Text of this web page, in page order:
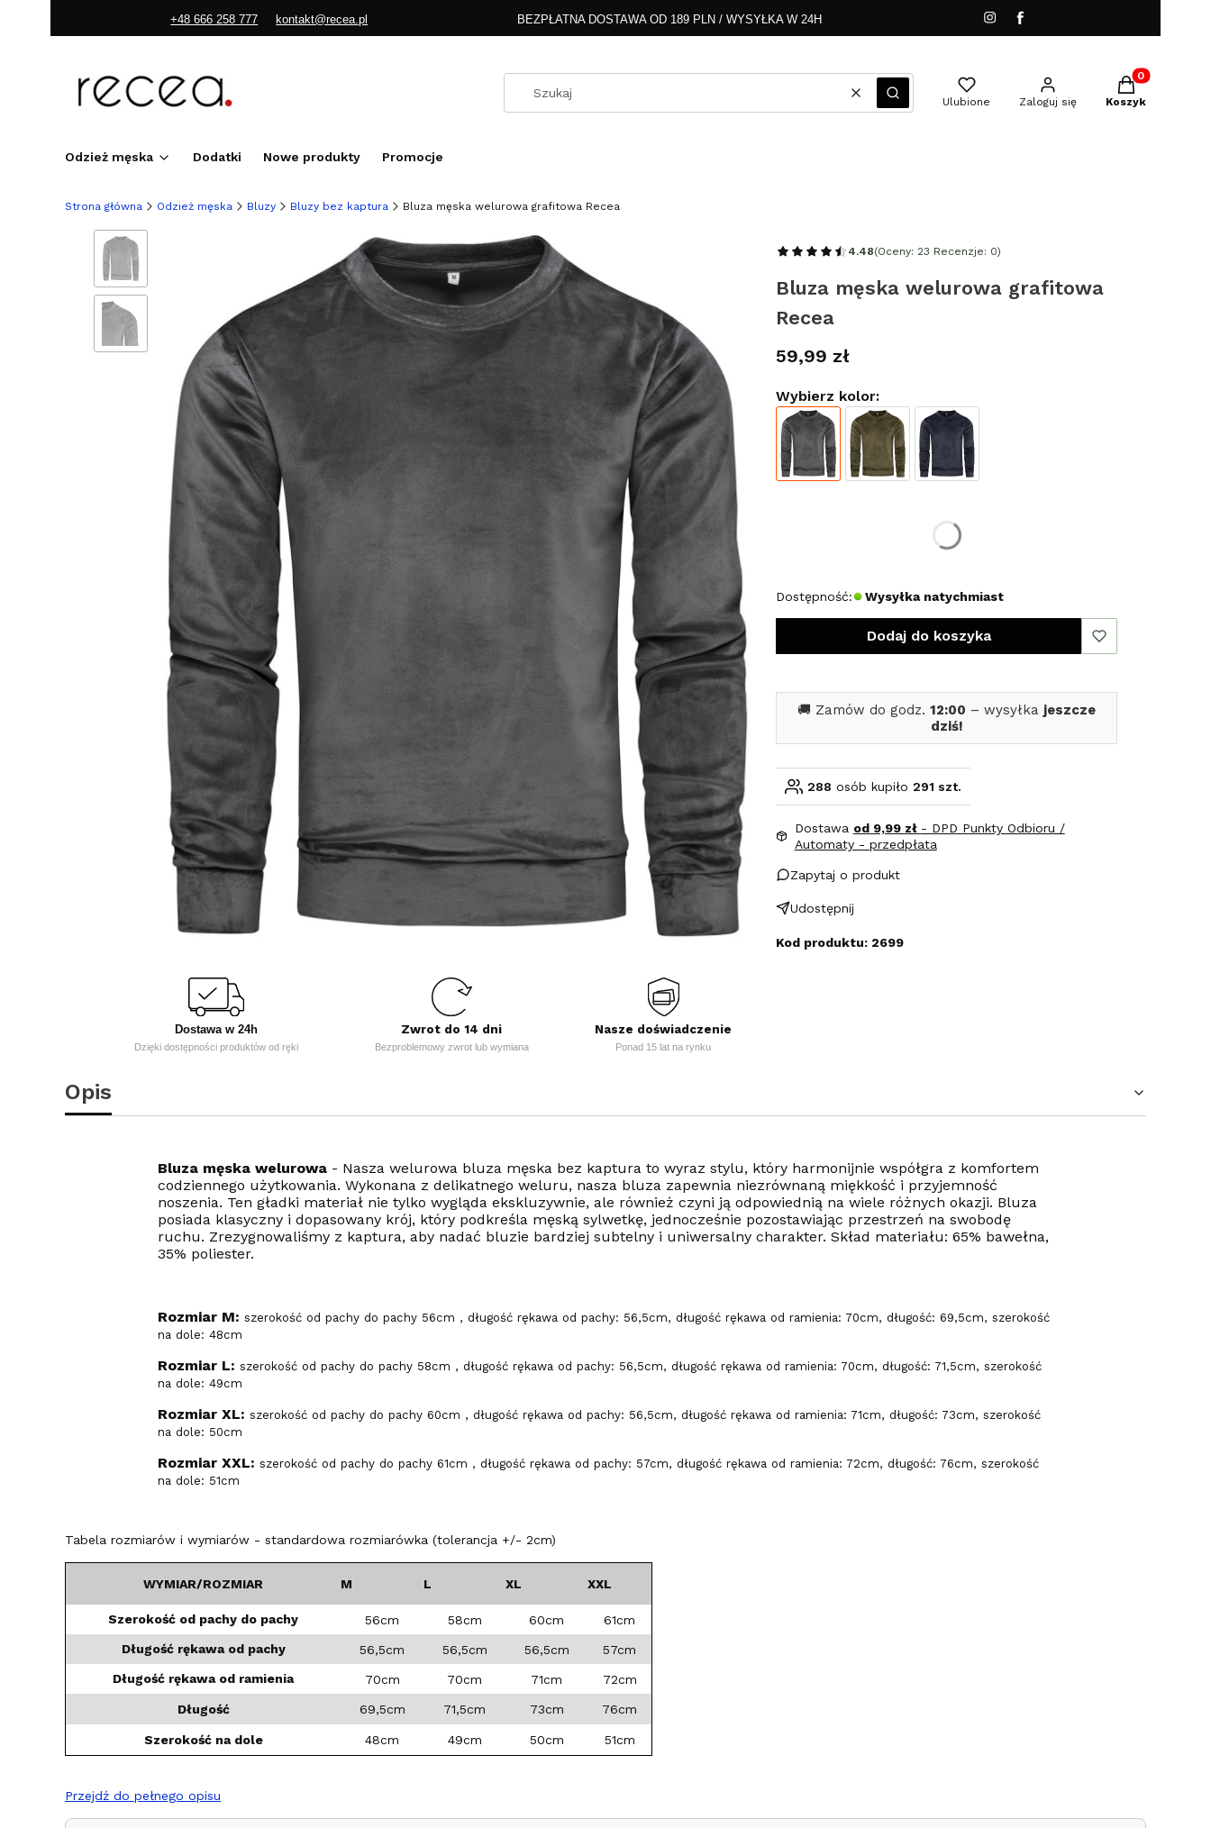
+48 666 258 777 kontakt@recea.pl BEZPŁATNA DOSTAWA OD 189 PLN / WYSYŁKA W 24H
WyczyśćSzukaj Ulubione Zaloguj się
Produkty w
Koszyk
Odzież męska Dodatki Nowe produkty Promocje
Strona główna Odzież męska Bluzy Bluzy bez kaptura Bluza męska welurowa grafitowa Recea
Dostawa w 24h
Dzięki dostępności produktów od ręki
Zwrot do 14 dni
Bezproblemowy zwrot lub wymiana
Nasze doświadczenie
Ponad 15 lat na rynku
4.48(Oceny: 23 Recenzje: 0)
Bluza męska welurowa grafitowa
Recea
Cena
59,99 zł
Wybierz kolor:
Dostępność: Wysyłka natychmiast
Dodaj do koszyka
🚚 Zamów do godz.12:00 – wysyłka jeszcze
dziś!
288 osób kupiło291 szt.
Dostawa od 9,99 zł - DPD Punkty Odbioru /
Automaty - przedpłata
Zapytaj o produkt
Udostępnij
Kod produktu: 2699
Opis
Bluza męska welurowa - Nasza welurowa bluza męska bez kaptura to wyraz stylu, który harmonijnie współgra z komfortem
codziennego użytkowania. Wykonana z delikatnego weluru, nasza bluza zapewnia niezrównaną miękkość i przyjemność
noszenia. Ten gładki materiał nie tylko wygląda ekskluzywnie, ale również czyni ją odpowiednią na wiele różnych okazji. Bluza
posiada klasyczny i dopasowany krój, który podkreśla męską sylwetkę, jednocześnie pozostawiając przestrzeń na swobodę
ruchu. Zrezygnowaliśmy z kaptura, aby nadać bluzie bardziej subtelny i uniwersalny charakter. Skład materiału: 65% bawełna,
35% poliester.
Rozmiar M: szerokość od pachy do pachy 56cm , długość rękawa od pachy: 56,5cm, długość rękawa od ramienia: 70cm, długość: 69,5cm, szerokość
na dole: 48cm
Rozmiar L: szerokość od pachy do pachy 58cm , długość rękawa od pachy: 56,5cm, długość rękawa od ramienia: 70cm, długość: 71,5cm, szerokość
na dole: 49cm
Rozmiar XL: szerokość od pachy do pachy 60cm , długość rękawa od pachy: 56,5cm, długość rękawa od ramienia: 71cm, długość: 73cm, szerokość
na dole: 50cm
Rozmiar XXL: szerokość od pachy do pachy 61cm , długość rękawa od pachy: 57cm, długość rękawa od ramienia: 72cm, długość: 76cm, szerokość
na dole: 51cm
Tabela rozmiarów i wymiarów - standardowa rozmiarówka (tolerancja +/- 2cm)
WYMIAR/ROZMIAR M L XL XXL
Szerokość od pachy do pachy 56cm 58cm 60cm
61cm
Długość rękawa od pachy
56,5cm 56,5cm 56,5cm
57cm
Długość rękawa od ramienia
70cm 70cm 71cm 72cm
Długość 69,5cm 71,5cm 73cm 76cm
Szerokość na dole 48cm 49cm 50cm 51cm
Przejdź do pełnego opisu